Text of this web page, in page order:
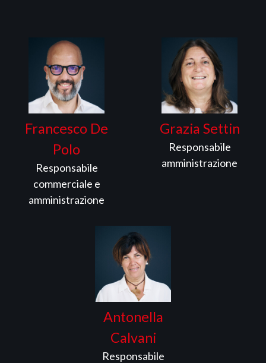
Francesco De
Polo
Responsabile
commerciale e
amministrazione
Grazia Settin
Responsabile
amministrazione
Antonella
Calvani
Responsabile